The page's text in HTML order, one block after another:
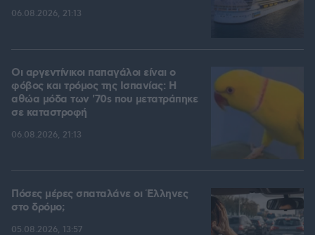
06.08.2026, 21:13
Οι αργεντίνικοι παπαγάλοι είναι ο
φόβος και τρόμος της Ισπανίας: Η
αθώα μόδα των '70s που μετατράπηκε
σε καταστροφή
06.08.2026, 21:13
Πόσες μέρες σπαταλάνε οι Έλληνες
στο δρόμο;
05.08.2026, 13:57